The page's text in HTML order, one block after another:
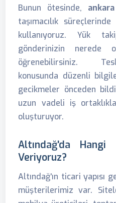
Bunun ötesinde,
taşımacılık
kullanıyoruz. Yük
gönderinizin nerede
öğrenebilirsiniz.
konusunda düzenli
gecikmeler önceden
uzun vadeli iş
oluşturuyor.
Altındağ'da
Veriyoruz?
Altındağ'ın ticari yapısı
müşterilerimiz var.